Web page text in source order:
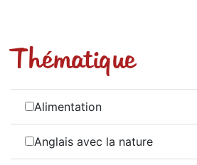
Thématique
Alimentation
Anglais avec la nature